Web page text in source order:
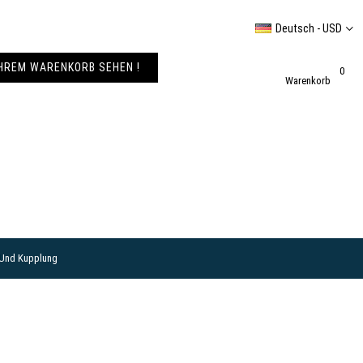
WARENKORB SEHEN !
Deutsch - USD
Warenkorb
0
Kupplung